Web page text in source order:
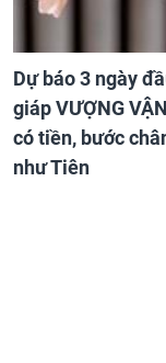
Dự báo 3 ngày
giáp VƯỢNG
có tiền, bước
như Tiên